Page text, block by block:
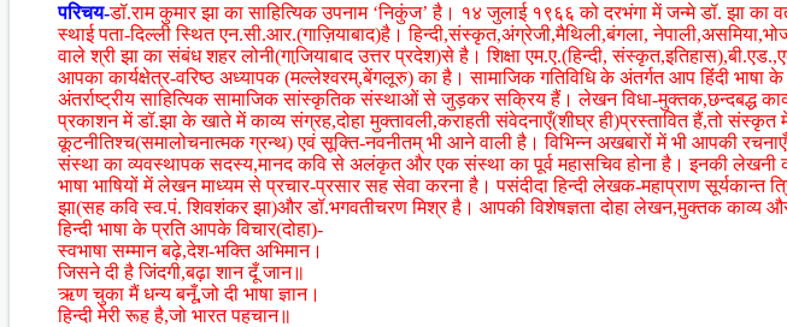
परिचय-डॉ.राम कुमार झा का साहित्यिक उपनाम ‘निकुंज’ है। १४ जुलाई १९६६ को दरभंगा में जन्मे डॉ. झा का
स्थाई पता-दिल्ली स्थित एन.सी.आर.(गाज़ियाबाद)है। हिन्दी,संस्कृत,अंग्रेजी,मैथिली,बंगला,
वाले श्री झा का संबंध शहर लोनी(गाजि़याबाद उत्तर प्रदेश)से है। शिक्षा एम.ए.(हिन्दी,
आपका कार्यक्षेत्र-वरिष्ठ अध्यापक (मल्लेश्वरम्,बेंगलूरु) का है। सामाजिक गतिविधि के अंतर्गत आप हिंंदी भाषा
अंतर्राष्ट्रीय साहित्यिक सामाजिक सांस्कृतिक संस्थाओं से जुड़कर सक्रिय हैं। लेखन विधा-मुक्तक,छन्दबद्ध
प्रकाशन में डॉ.झा के खाते में काव्य संग्रह,दोहा मुक्तावली,कराहती संवेदनाएँ(शीघ्र ही)प्रस्तावित हैं,तो संस्कृत में
कूटनीतिश्च(समालोचनात्मक ग्रन्थ) एवं सूक्ति-नवनीतम् भी आने वाली है। विभिन्न अखबारों में भी आपकी
संस्था का व्यवस्थापक सदस्य,मानद कवि से अलंकृत और एक संस्था का पूर्व महासचिव होना है। इनकी लेखनी का
भाषा भाषियों में लेखन माध्यम से प्रचार-प्रसार सह सेवा करना है। पसंदीदा हिन्दी लेखक-महाप्राण सूर्यकान्त
झा(सह कवि स्व.पं. शिवशंकर झा)और डॉ.भगवतीचरण मिश्र है। आपकी विशेषज्ञता दोहा लेखन,मुक्तक काव्य
हिन्दी भाषा के प्रति आपके विचार(दोहा)-
स्वभाषा सम्मान बढ़े,देश-भक्ति अभिमान।
जिसने दी है जिंदगी,बढ़ा शान दूँ जान॥
ऋण चुका मैं धन्य बनूँ,जो दी भाषा ज्ञान।
हिन्दी मेरी रूह है,जो भारत पहचान॥